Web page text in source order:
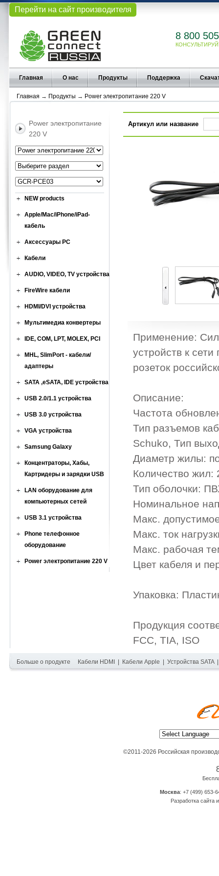
Перейти на сайт производителя
8 800
Главная О нас Продукты Поддержка
Главная → Продукты → Power электропитание 220 V
Power электропитание
220 V
NEW products
Apple/Mac/iPhone/iPad-
кабель
Аксессуары PC
Кабели
AUDIO, VIDEO, TV устройства
FireWire кабели
HDMI/DVI устройства
Мультимедиа конвертеры
IDE, COM, LPT, MOLEX, PCI
MHL, SlimPort - кабели/
адаптеры
SATA ,eSATA, IDE устройства
USB 2.0/1.1 устройства
USB 3.0 устройства
VGA устройства
Samsung Galaxy
Концентраторы, Хабы,
Картридеры и зарядки USB
LAN оборудование для
компьютерных сетей
USB 3.1 устройства
Phone телефонное
оборудование
Power электропитание 220 V
Артикул или название
Применение:
устройств к
розеток
Описание:
Частота
Тип разъемов
Schuko, Тип
Диаметр жилы:
Количество жил:
Тип оболочки:
Номинальное
Макс.
Макс. ток
Макс. рабочая
Цвет кабеля и
Упаковка:
Продукция
FCC, TIA, ISO
Больше о продукте Кабели HDMI Кабели Apple Устройства SATA
©2011-2026 Российская
Москва: +7 (499) 653-
Разработка сайта